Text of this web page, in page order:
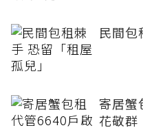
民間包
寄居蟹
花敬群